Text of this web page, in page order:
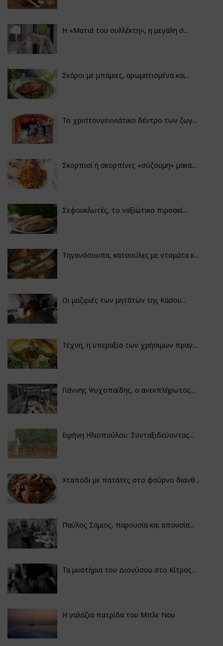
H «Ματιά του συλλέκτη», η μεγάλη σ...
Σκάροι με μπάμιες, αρωματισμένα και...
Το χριστουγεννιάτικο δέντρο των ζωγ...
Σκορπιοί ή σκορπίνες «σύζουμη» μακα...
Σεφουκλωτές, το ναξιώτικο πιροσκί...
Τηγανόσουπα, κατσούλες με ντομάτα κ...
Οι μαζιριές των μητάτων της Κάσου...
Τέχνη, η υπεραξία των χρήσιμων πραγ...
Γιάννης Ψυχοπαίδης, ο ανεκπλήρωτος...
Ειρήνη Ηλιοπούλου: Συνταξιδεύοντας...
Χταπόδι με πατάτες στο φούρνο διανθ...
Παύλος Σάμιος, παρουσία και απουσία...
Τα μυστήρια του Διονύσου στο Κίτρος...
Η γαλάζια πατρίδα του Μπλε Νου